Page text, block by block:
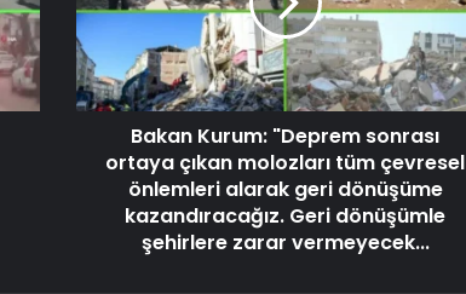
Bakan Kurum: "Deprem sonrası
ortaya çıkan molozları tüm çevresel
önlemleri alarak geri dönüşüme
kazandıracağız. Geri dönüşümle
şehirlere zarar vermeyecek...